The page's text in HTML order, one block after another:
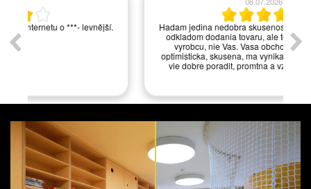
Hadam jedina nedobra skusenost bola s viacnasobnym
odkladom dodania tovaru, ale to bol problem zrejme
vyrobcu, nie Vas. Vasa obchodna zastupkyna je
optimisticka, skusena, ma vynikajuce odborne znalosti,
vie dobre poradit, promtna a vzdy ochotna pomoct.